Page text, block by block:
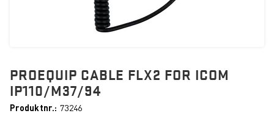
PROEQUIP CABLE FLX2 FOR ICOM
IP110/M37/94
Produktnr.
73246